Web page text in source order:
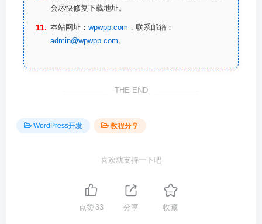
会尽快修复下载地址。
本站网址： wpwpp.com ，联系邮箱：
admin@wpwpp.com。
THE END
WordPress开发 教程分享
喜欢就支持一下吧
点赞 33 分享 收藏